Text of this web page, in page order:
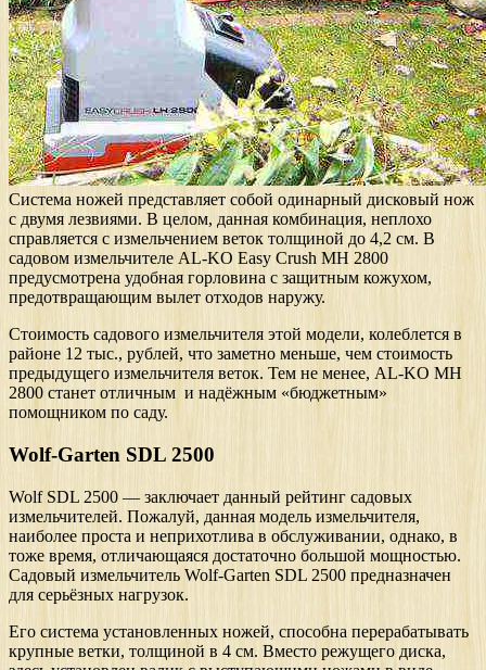
Система ножей представляет собой одинарный дисковый нож
с двумя лезвиями. В целом, данная комбинация, неплохо
справляется с измельчением веток толщиной до 4,2 см. В
садовом измельчителе AL-KO Easy Crush МH 2800
предусмотрена удобная горловина с защитным кожухом,
предотвращающим вылет отходов наружу.
Стоимость садового измельчителя этой модели, колеблется в
районе 12 тыс., рублей, что заметно меньше, чем стоимость
предыдущего измельчителя веток. Тем не менее, AL-KO МH
2800 станет отличным и надёжным «бюджетным»
помощником по саду.
Wolf-Garten SDL 2500
Wolf SDL 2500 — заключает данный рейтинг садовых
измельчителей. Пожалуй, данная модель измельчителя,
наиболее проста и неприхотлива в обслуживании, однако, в
тоже время, отличающаяся достаточно большой мощностью.
Садовый измельчитель Wolf-Garten SDL 2500 предназначен
для серьёзных нагрузок.
Его система установленных ножей, способна перерабатывать
крупные ветки, толщиной в 4 см. Вместо режущего диска,